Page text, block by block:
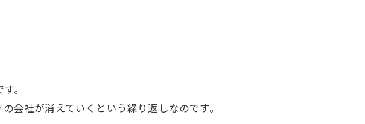
。
会社が消えていくという繰り返しなのです。